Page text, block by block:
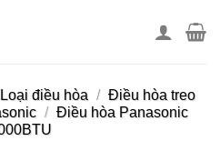
Loại điều hòa / Điều hòa treo
/ Điều hòa Panasonic